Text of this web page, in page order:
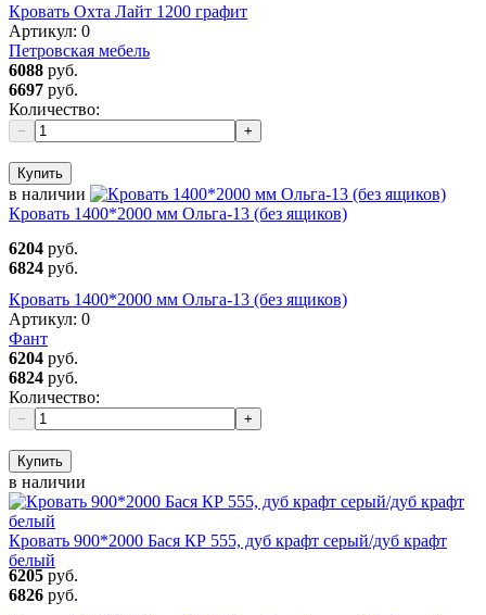
Кровать Охта Лайт 1200 графит
Артикул: 0
Петровская мебель
6088 руб.
6697 руб.
Количество:
− +
Купить
в наличии
Кровать 1400*2000 мм Ольга-13 (без ящиков)
6204 руб.
6824 руб.
Кровать 1400*2000 мм Ольга-13 (без ящиков)
Артикул: 0
Фант
6204 руб.
6824 руб.
Количество:
− +
Купить
в наличии
Кровать 900*2000 Бася КР 555, дуб крафт серый/дуб крафт
белый
6205 руб.
6826 руб.